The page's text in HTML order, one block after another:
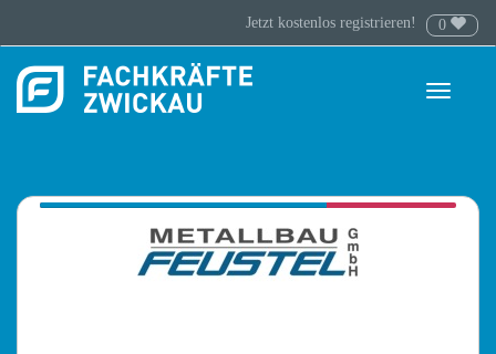
Jetzt kostenlos registrieren! 0
Toggle